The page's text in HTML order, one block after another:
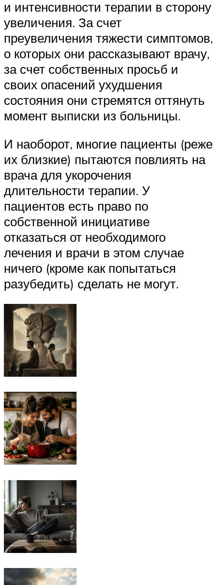
и интенсивности терапии в сторону
увеличения. За счет
преувеличения тяжести симптомов,
о которых они рассказывают врачу,
за счет собственных просьб и
своих опасений ухудшения
состояния они стремятся оттянуть
момент выписки из больницы.
И наоборот, многие пациенты (реже
их близкие) пытаются повлиять на
врача для укорочения
длительности терапии. У
пациентов есть право по
собственной инициативе
отказаться от необходимого
лечения и врачи в этом случае
ничего (кроме как попытаться
разубедить) сделать не могут.